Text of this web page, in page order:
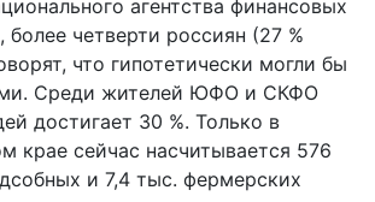
агентства финансовых
более четверти россиян (27 %
что гипотетически могли бы
Среди жителей ЮФО и СКФО
достигает 30 %. Только в
крае сейчас насчитывается 576
и 7,4 тыс. фермерских